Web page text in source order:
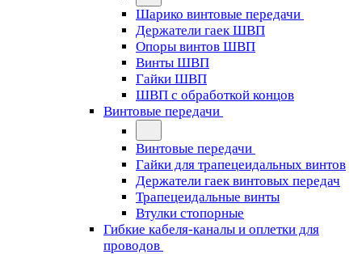
Шарико винтовые передачи
Держатели гаек ШВП
Опоры винтов ШВП
Винты ШВП
Гайки ШВП
ШВП с обработкой концов
Винтовые передачи
Винтовые передачи
Гайки для трапецеидальных винтов
Держатели гаек винтовых передач
Трапецеидальные винты
Втулки стопорные
Гибкие кабеля-каналы и оплетки для
проводов